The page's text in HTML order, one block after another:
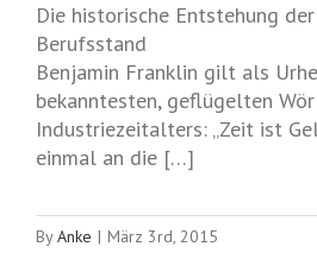
Die historische Entstehung
Berufsstand
Benjamin Franklin gilt als
bekanntesten, geflügelten
Industriezeitalters: „Zeit ist
einmal an die […]
ByAnke | März 3rd, 2015